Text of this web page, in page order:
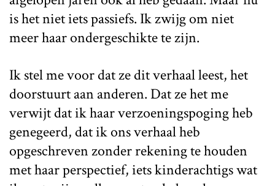
is het niet iets passiefs. Ik zwijg om niet
meer haar ondergeschikte te zijn.
Ik stel me voor dat ze dit verhaal leest, het
doorstuurt aan anderen. Dat ze het me
verwijt dat ik haar verzoeningspoging heb
genegeerd, dat ik ons verhaal heb
opgeschreven zonder rekening te houden
met haar perspectief, iets kinderachtigs wat